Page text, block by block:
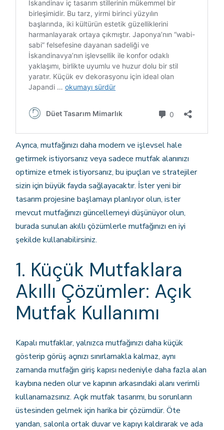
Ayrıca, mutfağınızı daha modern ve işlevsel hale
getirmek istiyorsanız veya sadece mutfak alanınızı
optimize etmek istiyorsanız, bu ipuçları ve stratejiler
sizin için büyük fayda sağlayacaktır. İster yeni bir
tasarım projesine başlamayı planlıyor olun, ister
mevcut mutfağınızı güncellemeyi düşünüyor olun,
burada sunulan akıllı çözümlerle mutfağınızı en iyi
şekilde kullanabilirsiniz.
1. Küçük Mutfaklara
Akıllı Çözümler: Açık
Mutfak Kullanımı
Kapalı mutfaklar, yalnızca mutfağınızı daha küçük
gösterip görüş açınızı sınırlamakla kalmaz, aynı
zamanda mutfağın giriş kapısı nedeniyle daha fazla alan
kaybına neden olur ve kapının arkasındaki alanı verimli
kullanamazsınız. Açık mutfak tasarımı, bu sorunların
üstesinden gelmek için harika bir çözümdür. Öte
yandan, salonla ortak duvar ve kapıyı kaldırarak ve ada